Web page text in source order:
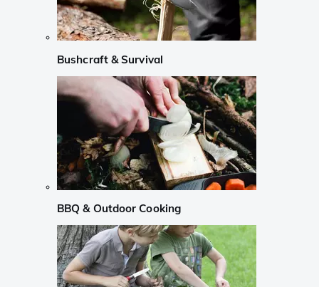
Bushcraft & Survival
BBQ & Outdoor Cooking